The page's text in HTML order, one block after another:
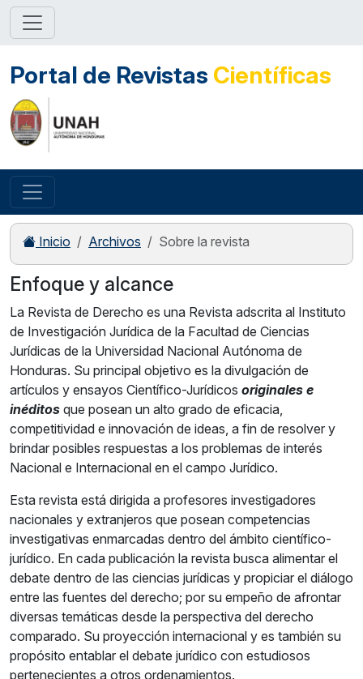
Portal de Revistas Científicas
Inicio Archivos Sobre la revista
Enfoque y alcance
La Revista de Derecho es una Revista adscrita al Instituto
de Investigación Jurídica de la Facultad de Ciencias
Jurídicas de la Universidad Nacional Autónoma de
Honduras. Su principal objetivo es la divulgación de
artículos y ensayos Científico-Jurídicos originales e
inéditos que posean un alto grado de eficacia,
competitividad e innovación de ideas, a fin de resolver y
brindar posibles respuestas a los problemas de interés
Nacional e Internacional en el campo Jurídico.
Esta revista está dirigida a profesores investigadores
nacionales y extranjeros que posean competencias
investigativas enmarcadas dentro del ámbito científico-
jurídico. En cada publicación la revista busca alimentar el
debate dentro de las ciencias jurídicas y propiciar el diálogo
entre las fuentes del derecho; por su empeño de afrontar
diversas temáticas desde la perspectiva del derecho
comparado. Su proyección internacional y es también su
propósito entablar el debate jurídico con estudiosos
pertenecientes a otros ordenamientos.